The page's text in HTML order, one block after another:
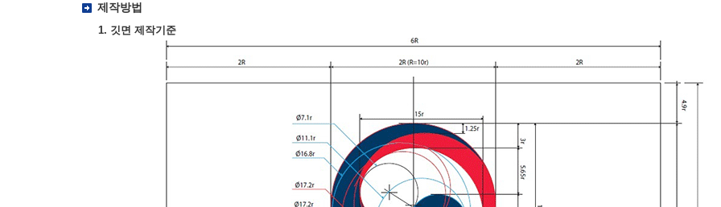
제작방법
1. 깃면 제작기준